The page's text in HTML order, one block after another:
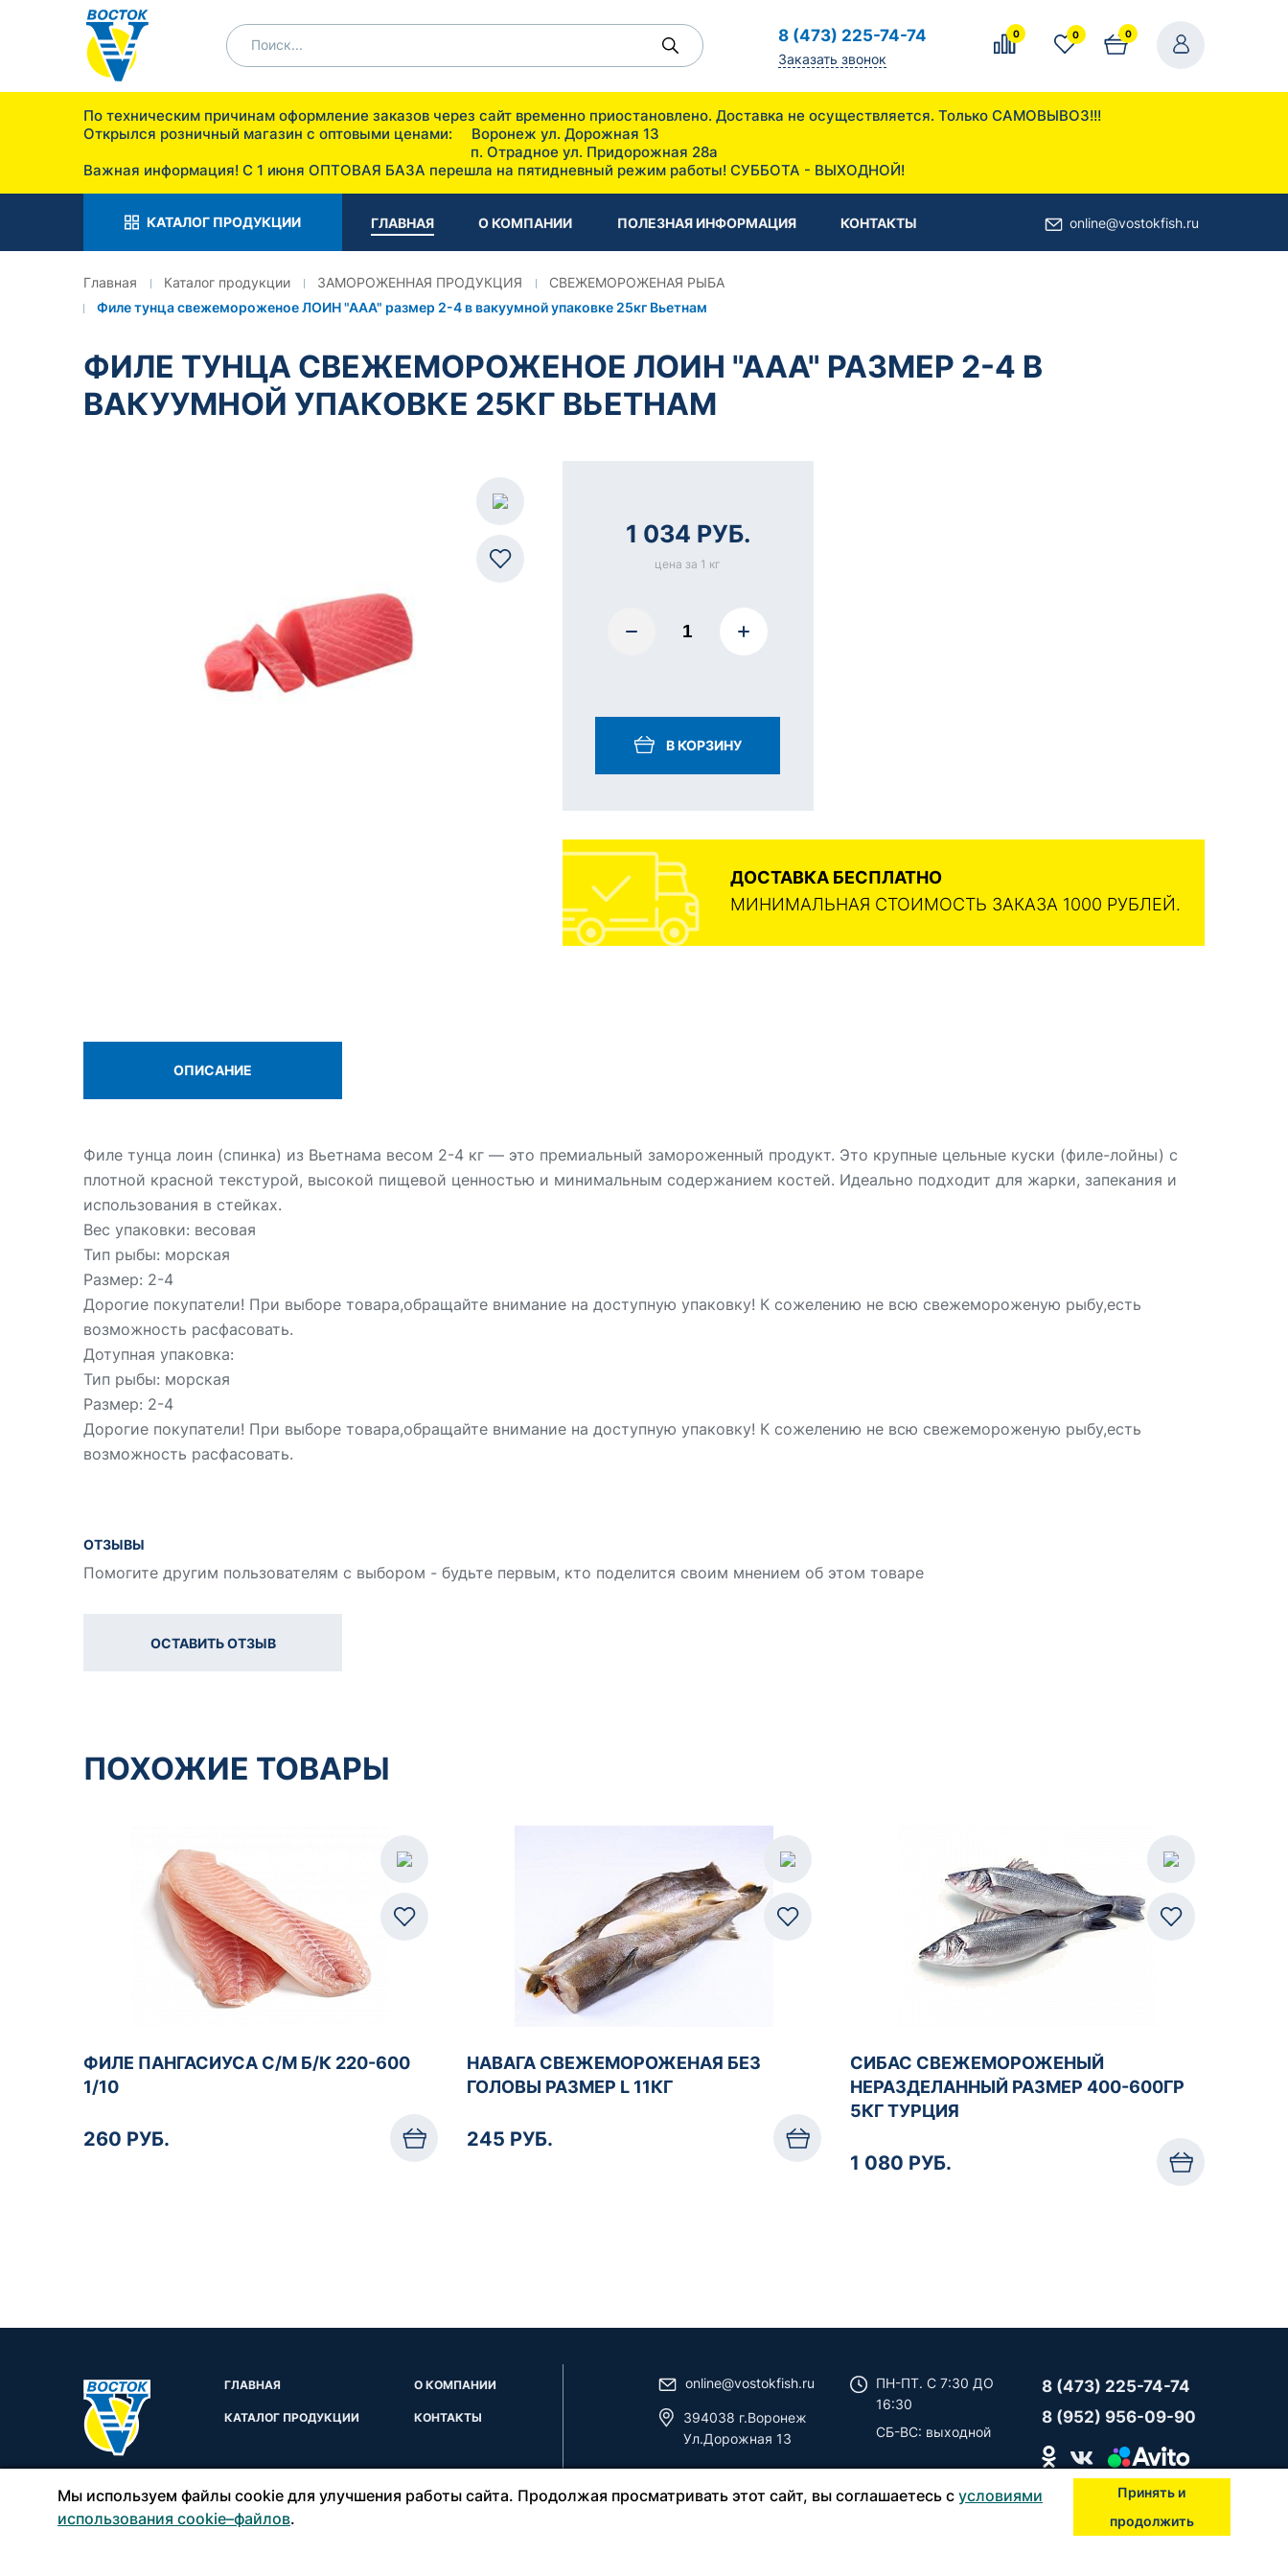
8 (473) 225-74-74
Заказать звонок
0 0 0
По техническим причинам оформление заказов через сайт временно приостановлено. Доставка не осуществляется. Только САМОВЫВОЗ!!!
Открылся розничный магазин с оптовыми ценами: Воронеж ул. Дорожная 13
п. Отрадное ул. Придорожная 28а
Важная информация! С 1 июня ОПТОВАЯ БАЗА перешла на пятидневный режим работы! СУББОТА - ВЫХОДНОЙ!
КАТАЛОГ ПРОДУКЦИИ ГЛАВНАЯ О КОМПАНИИ ПОЛЕЗНАЯ ИНФОРМАЦИЯ КОНТАКТЫ online@vostokfish.ru
Главная Каталог продукции ЗАМОРОЖЕННАЯ ПРОДУКЦИЯ
СВЕЖЕМОРОЖЕНАЯ РЫБА
Филе тунца свежемороженое ЛОИН "ААА" размер 2-4 в вакуумной упаковке 25кг Вьетнам
ФИЛЕ ТУНЦА СВЕЖЕМОРОЖЕНОЕ ЛОИН "ААА" РАЗМЕР 2-4 В
ВАКУУМНОЙ УПАКОВКЕ 25КГ ВЬЕТНАМ
1 034 РУБ.
цена за 1 кг
В КОРЗИНУ
ДОСТАВКА БЕСПЛАТНО
МИНИМАЛЬНАЯ СТОИМОСТЬ ЗАКАЗА 1000 РУБЛЕЙ.
ОПИСАНИЕ
Филе тунца лоин (спинка) из Вьетнама весом 2-4 кг — это премиальный замороженный продукт. Это крупные цельные куски (филе-лойны) с
плотной красной текстурой, высокой пищевой ценностью и минимальным содержанием костей. Идеально подходит для жарки, запекания и
использования в стейках.
Вес упаковки: весовая
Тип рыбы: морская
Размер: 2-4
Дорогие покупатели! При выборе товара,обращайте внимание на доступную упаковку! К сожелению не всю свежемороженую рыбу,есть
возможность расфасовать.
Дотупная упаковка:
Тип рыбы: морская
Размер: 2-4
Дорогие покупатели! При выборе товара,обращайте внимание на доступную упаковку! К сожелению не всю свежемороженую рыбу,есть
возможность расфасовать.
ОТЗЫВЫ
Помогите другим пользователям с выбором - будьте первым, кто поделится своим мнением об этом товаре
ОСТАВИТЬ ОТЗЫВ
ПОХОЖИЕ ТОВАРЫ
ФИЛЕ ПАНГАСИУСА С/М Б/К 220-600
1/10
260 РУБ.
НАВАГА СВЕЖЕМОРОЖЕНАЯ БЕЗ
ГОЛОВЫ РАЗМЕР L 11КГ
245 РУБ.
СИБАС СВЕЖЕМОРОЖЕНЫЙ
НЕРАЗДЕЛАННЫЙ РАЗМЕР 400-600ГР
5КГ ТУРЦИЯ
1 080 РУБ.
ГЛАВНАЯ
КАТАЛОГ ПРОДУКЦИИ
О КОМПАНИИ
КОНТАКТЫ
online@vostokfish.ru
394038 г.Воронеж
Ул.Дорожная 13
ПН-ПТ. C 7:30 ДО
16:30
СБ-ВС: выходной
8 (473) 225-74-74
8 (952) 956-09-90
Мы используем файлы cookie для улучшения работы сайта. Продолжая просматривать этот сайт, вы соглашаетесь с условиями
использования cookie–файлов.
Принять и
продолжить